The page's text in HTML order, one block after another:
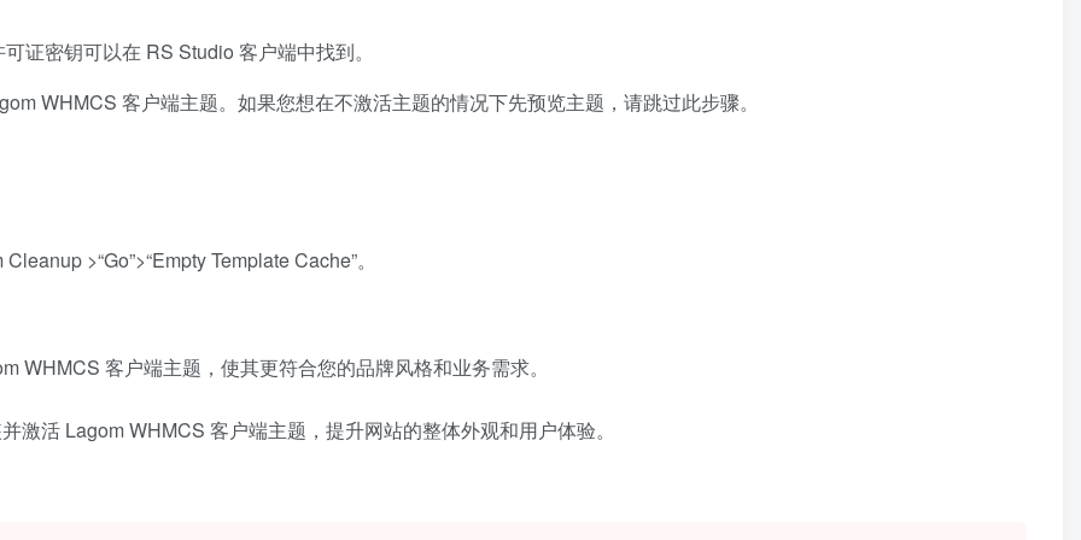
证密钥可以在 RS Studio 客户端中找到。
WHMCS 客户端主题。如果您想在不激活主题的情况下先预览主题，请跳过此步骤。
>“Go”>“Empty Template Cache”。
WHMCS 客户端主题，使其更符合您的品牌风格和业务需求。
活 Lagom WHMCS 客户端主题，提升网站的整体外观和用户体验。